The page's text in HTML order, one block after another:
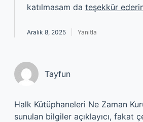
katılmasam da teşekkür
Aralık 8, 2025 Yanıtla
Tayfun
Halk Kütüphaneleri Ne Zaman
sunulan bilgiler açıklayıcı, fakat